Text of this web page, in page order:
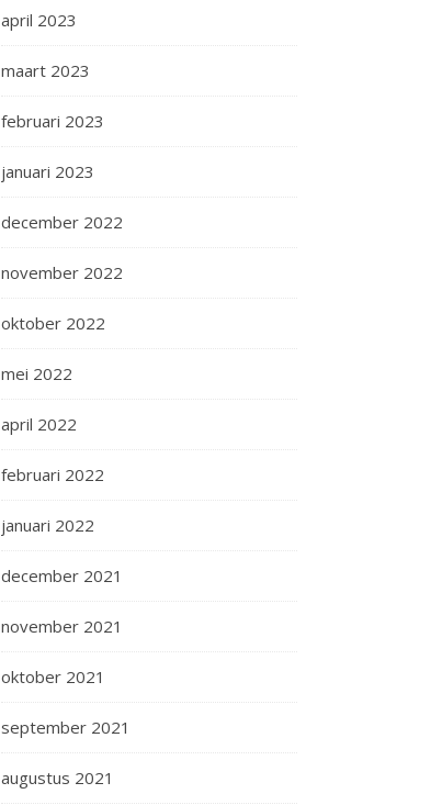
april 2023
maart 2023
februari 2023
januari 2023
december 2022
november 2022
oktober 2022
mei 2022
april 2022
februari 2022
januari 2022
december 2021
november 2021
oktober 2021
september 2021
augustus 2021